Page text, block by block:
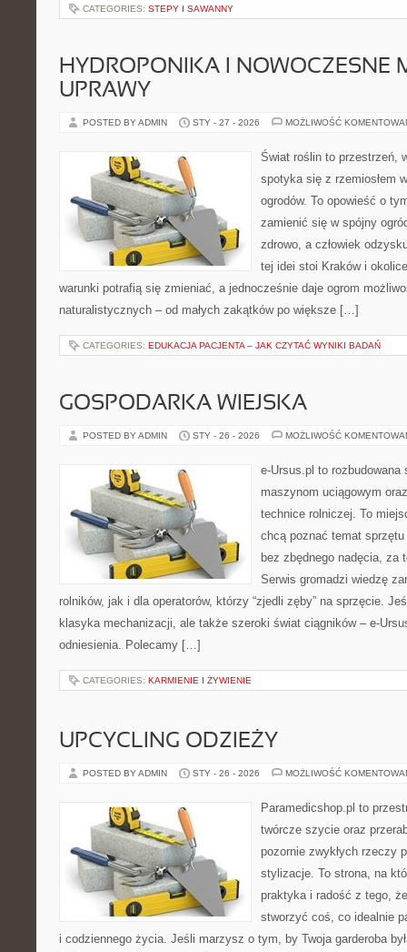
CATEGORIES: STEPY I SAWANNY
HYDROPONIKA I NOWOCZESNE
UPRAWY
POSTED BY ADMIN STY - 27 - 2026 MOŻLIWOŚĆ
Świat roślin to przestrzeń,
spotyka się z rzemiosłem
ogrodów. To opowieść o
zamienić się w spójny
zdrowo, a człowiek
tej idei stoi Kraków i
warunki potrafią się zmieniać, a jednocześnie daje ogrom
naturalistycznych – od małych zakątków po większe […]
CATEGORIES: EDUKACJA PACJENTA – JAK CZYTAĆ WYNIKI BADAŃ
GOSPODARKA WIEJSKA
POSTED BY ADMIN STY - 26 - 2026 MOŻLIWOŚĆ
e-Ursus.pl to rozbudowana
maszynom uciągowym
technice rolniczej. To
chcą poznać temat
bez zbędnego nadęcia, za
Serwis gromadzi wiedzę
rolników, jak i dla operatorów, którzy “zjedli zęby” na sprzęcie.
klasyka mechanizacji, ale także szeroki świat ciągników – e-
odniesienia. Polecamy […]
CATEGORIES: KARMIENIE I ŻYWIENIE
UPCYCLING ODZIEŻY
POSTED BY ADMIN STY - 26 - 2026 MOŻLIWOŚĆ
Paramedicshop.pl to
twórcze szycie oraz
pozornie zwykłych rzeczy
stylizacje. To strona, na
praktyka i radość z tego,
stworzyć coś, co idealnie
i codziennego życia. Jeśli marzysz o tym, by Twoja garderoba